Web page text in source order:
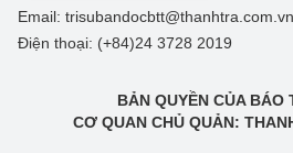
Email: trisubandocbtt@thanhtra.com.vn
Điện thoại: (+84)24 3728 2019
BẢN QUYỀN CỦA BÁO
CƠ QUAN CHỦ QUẢN: